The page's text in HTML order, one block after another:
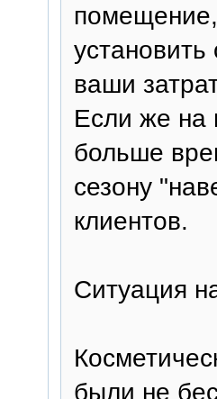
помещение,
ваши
Если же на
больше
сезону
клиентов.
Ситуация
были не